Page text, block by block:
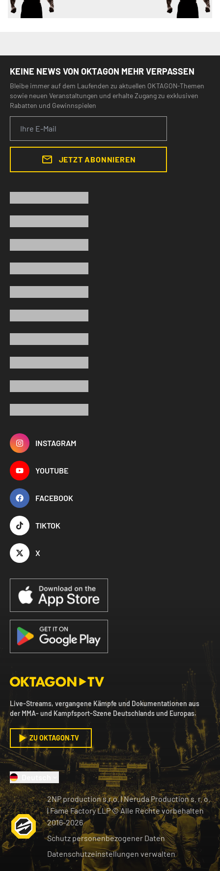
KEINE NEWS VON OKTAGON MEHR VERPASSEN
Bleibe immer auf dem Laufenden zu aktuellen OKTAGON-Themen
sowie neuen Veranstaltungen und erhalte Zugang zu exklusiven
Rabatten und Gewinnspielen
JETZT ABONNIEREN
INSTAGRAM
YOUTUBE
FACEBOOK
TIKTOK
X
Live-Streams, vergangene Kämpfe und Dokumentationen aus
der MMA- und Kampfsport-Szene Deutschlands und Europas.
ZU OKTAGON.TV
2NP production s.r.o.|Neruda Production s. r. o.
| Fame Factory LLP © Alle Rechte vorbehalten
2016-2026
Schutz personenbezogener Daten
Datenschutzeinstellungen verwalten